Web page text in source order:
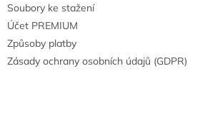
Soubory ke stažení
Účet PREMIUM
Způsoby platby
Zásady ochrany osobních údajů (GDPR)